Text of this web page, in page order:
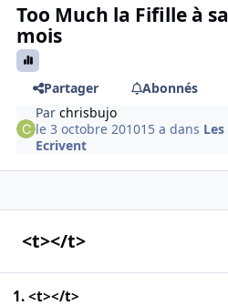
Too Much la Fifille à
mois
Partager
Abonnés
Parchrisbujo
le 3 octobre 201015 a dans
Ecrivent
<t></t>
1. <t></t>